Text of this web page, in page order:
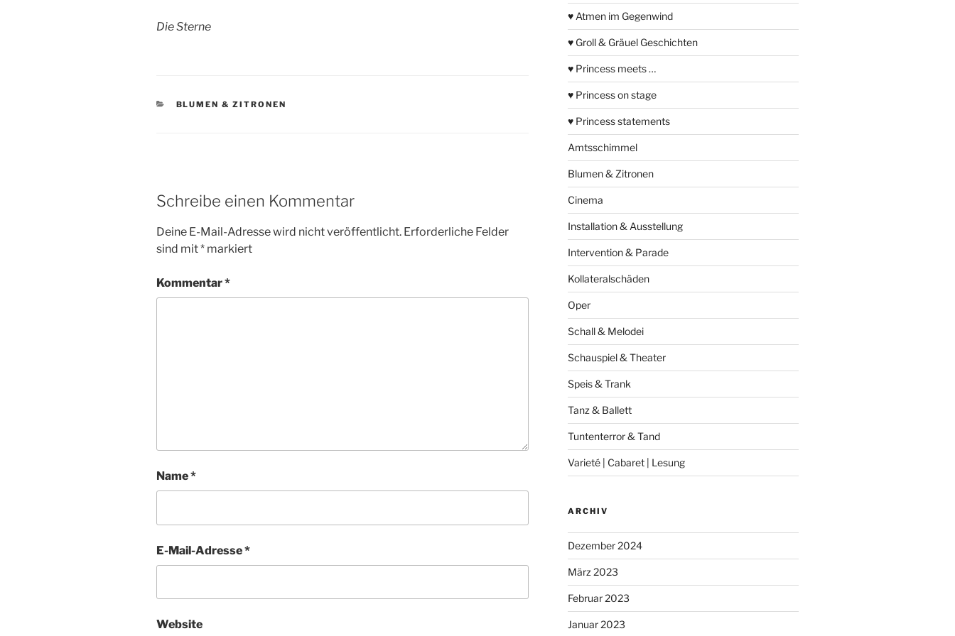
Die Sterne
KATEGORIEN
BLUMEN & ZITRONEN
Schreibe einen Kommentar
Deine E-Mail-Adresse wird nicht veröffentlicht. Erforderliche Felder
sind mit* markiert
Kommentar*
Name*
E-Mail-Adresse*
Website
♥ Atmen im Gegenwind
♥ Groll & Gräuel Geschichten
♥ Princess meets …
♥ Princess on stage
♥ Princess statements
Amtsschimmel
Blumen & Zitronen
Cinema
Installation & Ausstellung
Intervention & Parade
Kollateralschäden
Oper
Schall & Melodei
Schauspiel & Theater
Speis & Trank
Tanz & Ballett
Tuntenterror & Tand
Varieté | Cabaret | Lesung
ARCHIV
Dezember 2024
März 2023
Februar 2023
Januar 2023